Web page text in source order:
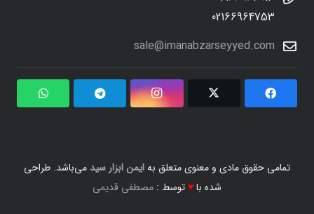
02166964753
sale@imanabzarseyyed.com
تمامی حقوق مادی و معنوی متعلق بهایمن ابزار سید می‌باشد. طراحی
شده با♥توسط : مصطفی قدیمی